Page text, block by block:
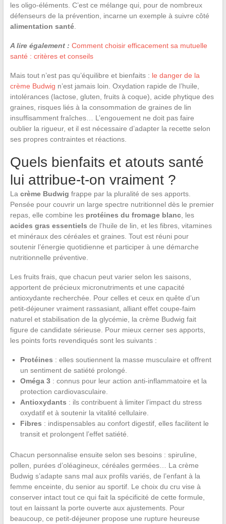
les oligo-éléments. C’est ce mélange qui, pour de nombreux
défenseurs de la prévention, incarne un exemple à suivre côté
alimentation santé.
A lire également : Comment choisir efficacement sa mutuelle
santé : critères et conseils
Mais tout n’est pas qu’équilibre et bienfaits : le danger de la
crème Budwig n’est jamais loin. Oxydation rapide de l’huile,
intolérances (lactose, gluten, fruits à coque), acide phytique des
graines, risques liés à la consommation de graines de lin
insuffisamment fraîches… L’engouement ne doit pas faire
oublier la rigueur, et il est nécessaire d’adapter la recette selon
ses propres contraintes et réactions.
Quels bienfaits et atouts santé
lui attribue-t-on vraiment ?
La crème Budwig frappe par la pluralité de ses apports.
Pensée pour couvrir un large spectre nutritionnel dès le premier
repas, elle combine les protéines du fromage blanc, les
acides gras essentiels de l’huile de lin, et les fibres, vitamines
et minéraux des céréales et graines. Tout est réuni pour
soutenir l’énergie quotidienne et participer à une démarche
nutritionnelle préventive.
Les fruits frais, que chacun peut varier selon les saisons,
apportent de précieux micronutriments et une capacité
antioxydante recherchée. Pour celles et ceux en quête d’un
petit-déjeuner vraiment rassasiant, alliant effet coupe-faim
naturel et stabilisation de la glycémie, la crème Budwig fait
figure de candidate sérieuse. Pour mieux cerner ses apports,
les points forts revendiqués sont les suivants :
Protéines : elles soutiennent la masse musculaire et offrent
un sentiment de satiété prolongé.
Oméga 3: connus pour leur action anti-inflammatoire et la
protection cardiovasculaire.
Antioxydants : ils contribuent à limiter l’impact du stress
oxydatif et à soutenir la vitalité cellulaire.
Fibres : indispensables au confort digestif, elles facilitent le
transit et prolongent l’effet satiété.
Chacun personnalise ensuite selon ses besoins : spiruline,
pollen, purées d’oléagineux, céréales germées… La crème
Budwig s’adapte sans mal aux profils variés, de l’enfant à la
femme enceinte, du senior au sportif. Le choix du cru vise à
conserver intact tout ce qui fait la spécificité de cette formule,
tout en laissant la porte ouverte aux ajustements. Pour
beaucoup, ce petit-déjeuner propose une rupture heureuse